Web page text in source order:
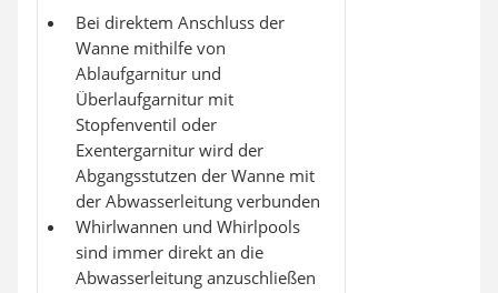
Bei direktem Anschluss der
Wanne mithilfe von
Ablaufgarnitur und
Überlaufgarnitur mit
Stopfenventil oder
Exentergarnitur wird der
Abgangsstutzen der Wanne mit
der Abwasserleitung verbunden
Whirlwannen und Whirlpools
sind immer direkt an die
Abwasserleitung anzuschließen